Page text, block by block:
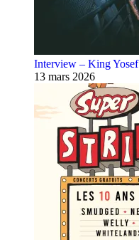
Interview – King Yosef
13 mars 2026